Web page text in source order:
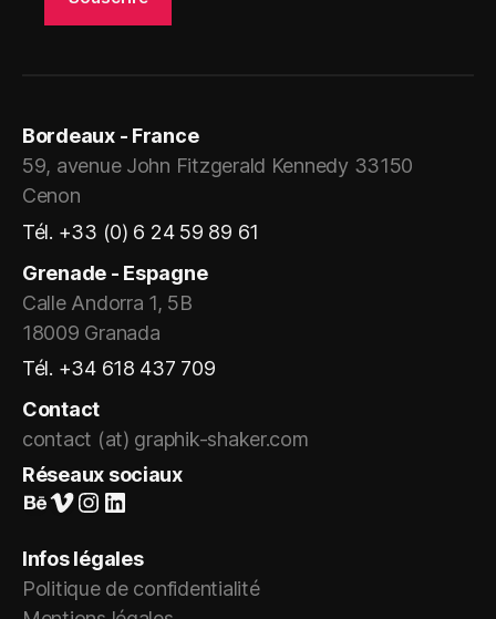
Bordeaux - France
59, avenue John Fitzgerald Kennedy 33150
Cenon
Tél. +33 (0) 6 24 59 89 61
Grenade - Espagne
Calle Andorra 1, 5B
18009 Granada
Tél. +34 618 437 709
Contact
contact (at) graphik-shaker.com
Réseaux sociaux
Suivez-nous sur Behance
Vimeo
Instagram
LinkedIn
Infos légales
Politique de confidentialité